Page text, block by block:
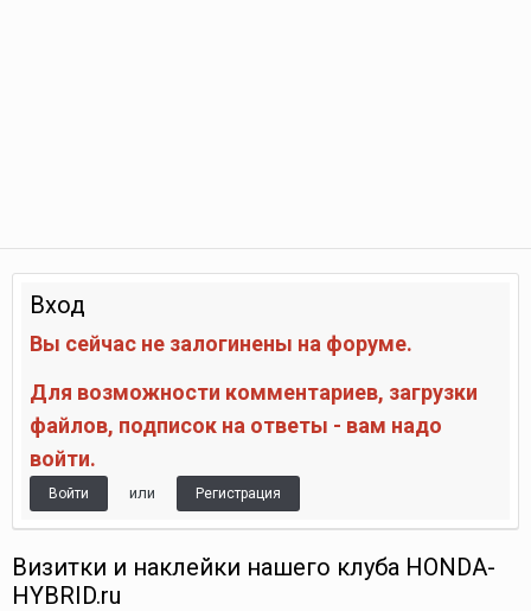
Вход
Вы сейчас не залогинены на форуме.
Для возможности комментариев, загрузки
файлов, подписок на ответы - вам надо
войти.
Войти или Регистрация
Визитки и наклейки нашего клуба HONDA-
HYBRID.ru